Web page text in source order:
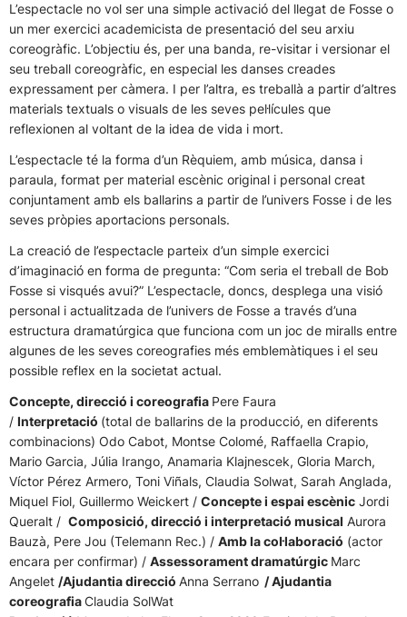
L’espectacle no vol ser una simple activació del llegat de Fosse o
un mer exercici academicista de presentació del seu arxiu
coreogràfic. L’objectiu és, per una banda, re-visitar i versionar el
seu treball coreogràfic, en especial les danses creades
expressament per càmera. I per l’altra, es treballà a partir d’altres
materials textuals o visuals de les seves pel·lícules que
reflexionen al voltant de la idea de vida i mort.
L’espectacle té la forma d’un Rèquiem, amb música, dansa i
paraula, format per material escènic original i personal creat
conjuntament amb els ballarins a partir de l’univers Fosse i de les
seves pròpies aportacions personals.
La creació de l’espectacle parteix d’un simple exercici
d’imaginació en forma de pregunta: “Com seria el treball de Bob
Fosse si visqués avui?” L’espectacle, doncs, desplega una visió
personal i actualitzada de l’univers de Fosse a través d’una
estructura dramatúrgica que funciona com un joc de miralls entre
algunes de les seves coreografies més emblemàtiques i el seu
possible reflex en la societat actual.
Concepte, direcció i coreografia Pere Faura
/ Interpretació (total de ballarins de la producció, en diferents
combinacions) Odo Cabot, Montse Colomé, Raffaella Crapio,
Mario Garcia, Júlia Irango, Anamaria Klajnescek, Gloria March,
Víctor Pérez Armero, Toni Viñals, Claudia Solwat, Sarah Anglada,
Miquel Fiol, Guillermo Weickert / Concepte i espai escènic Jordi
Queralt / Composició, direcció i interpretació musical Aurora
Bauzà, Pere Jou (Telemann Rec.) / Amb la col·laboració (actor
encara per confirmar) / Assessorament dramatúrgic Marc
Angelet /Ajudantia direcció Anna Serrano / Ajudantia
coreografiaClaudia SolWat